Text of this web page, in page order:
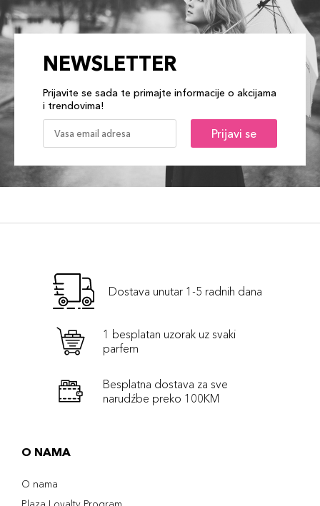
NEWSLETTER
Prijavite se sada te primajte informacije o akcijama
i trendovima!
Prijavi se
Dostava unutar 1-5 radnih dana
1 besplatan uzorak uz svaki
parfem
Besplatna dostava za sve
narudźbe preko 100KM
O NAMA
O nama